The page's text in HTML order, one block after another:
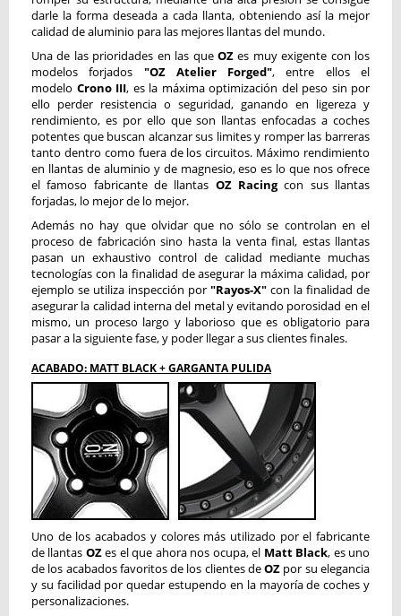
darle la forma deseada a cada llanta, obteniendo así la mejor
calidad de aluminio para las mejores llantas del mundo.
Una de las prioridades en las que OZes muy exigente con los
modelos forjados "OZ Atelier Forged", entre ellos el
modelo Crono III, es la máxima optimización del peso sin por
ello perder resistencia o seguridad, ganando en ligereza y
rendimiento, es por ello que son llantas enfocadas a coches
potentes que buscan alcanzar sus limites y romper las barreras
tanto dentro como fuera de los circuitos. Máximo rendimiento
en llantas de aluminio y de magnesio, eso es lo que nos ofrece
el famoso fabricante de llantas OZ Racingcon sus llantas
forjadas, lo mejor de lo mejor.
Además no hay que olvidar que no sólo se controlan en el
proceso de fabricación sino hasta la venta final, estas llantas
pasan un exhaustivo control de calidad mediante muchas
tecnologías con la finalidad de asegurar la máxima calidad, por
ejemplo se utiliza inspección por "Rayos-X" con la finalidad de
asegurar la calidad interna del metal y evitando porosidad en el
mismo, un proceso largo y laborioso que es obligatorio para
pasar a la siguiente fase, y poder llegar a sus clientes finales.
ACABADO: MATT BLACK + GARGANTA PULIDA
Uno de los acabados y colores más utilizado por el fabricante
de llantas OZes el que ahora nos ocupa, el Matt Black, es uno
de los acabados favoritos de los clientes deOZ por su elegancia
y su facilidad por quedar estupendo en la mayoría de coches y
personalizaciones.